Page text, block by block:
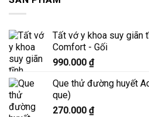
Tất vớ y khoa suy giãn
Comfort - Gối
990.000 ₫
Que thử đường huyết
que)
270.000 ₫